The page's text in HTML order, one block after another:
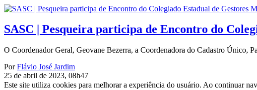
SASC | Pesqueira participa de Encontro do
O Coordenador Geral, Geovane Bezerra, a Coordenadora do Cadastro Único,
PorFlávio José Jardim
25 de abril de 2023, 08h47
Este site utiliza cookies para melhorar a experiência do usuário. Ao continuar